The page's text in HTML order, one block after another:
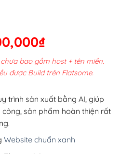
₫Giá
hiện
tại
200,000₫.
bao gồm host + tên miền.
được Build trên Flatsome.
trình sản xuất bằng AI, giúp
công, sản phẩm hoàn thiện rất
Website chuẩn xanh